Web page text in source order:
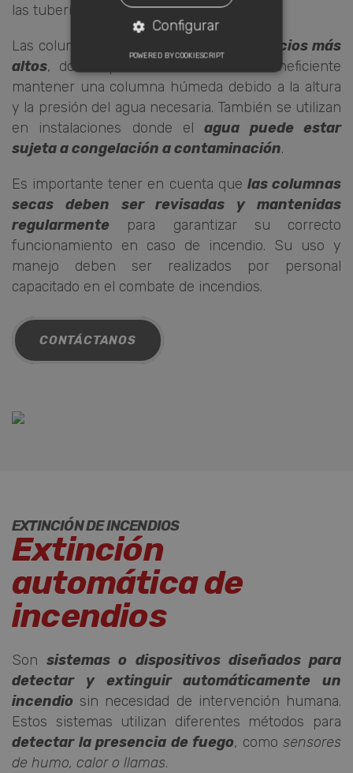
las tuberías del edificio.
Las columnas secas
se utilizan en edificios más
altos, donde puede resultar difícil o ineficiente
mantener una columna húmeda debido a la altura
y la presión del agua necesaria. También se utilizan
en instalaciones donde elagua puede estar
sujeta a congelación a contaminación.
Es importante tener en cuenta que las columnas
secas deben ser revisadas y mantenidas
regularmente para garantizar su correcto
funcionamiento en caso de incendio. Su uso y
manejo deben ser realizados por personal
capacitado en el combate de incendios.
CONTÁCTANOS
EXTINCIÓN DE INCENDIOS
Extinción
automática de
incendios
Sonsistemas o dispositivos diseñados para
detectar y extinguir automáticamente un
incendio sin necesidad de intervención humana.
Estos sistemas utilizan diferentes métodos para
detectar la presencia de fuego, como sensores
de humo, calor o llamas.
Configurar
COOKIES ESTRICTAMENTE
COOKIES DE RENDIMIENTO
Cookies de rendimiento
permiten la funcionalidad principal
del sitio web, como el inicio de sesión
sitio web no se puede utilizar
correctamente sin las cookies
estrictamente necesarias.
Nombre
_GRECAPTCHA
POWERED BY COOKIESCRIPT